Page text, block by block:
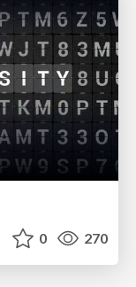
0 270